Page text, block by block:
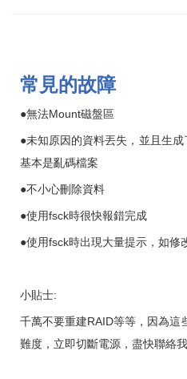
常見的故障
●無法Mount磁盤區
●未知原因的資料丟失，並且生
基本是亂碼檔案
●不小心刪除資料
●使用fsck時很快報錯完成
●使用fsck時出現大量提示，如修
小貼士:
千萬不要重建RAID等等，因為這
難度，立即切斷電源，盡快聯絡